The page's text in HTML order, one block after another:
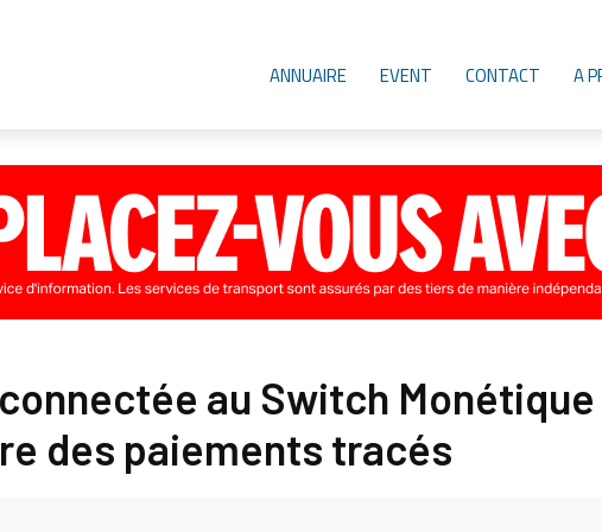
ANNUAIRE EVENT CONTACT A
au Switch
des paiements tracés